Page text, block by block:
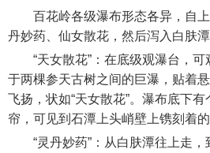
百花岭各级瀑布形态各异，自上
丹妙药、仙女散花，然后泻入白肤潭
“天女散花”：在底级观瀑台，可
于两棵参天古树之间的巨瀑，贴着
飞扬，状如“天女散花”。瀑布底下
帘，可见到石潭上头峭壁上镌刻着的
“灵丹妙药”：从白肤潭往上走，